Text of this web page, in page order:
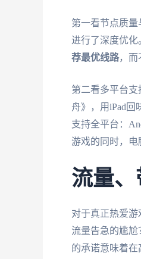
第一看节点质
进行了深度优
荐最优线路，
第二看多平台
舟》，用iPad
支持全平台：
游戏的同时，电
流量
对于真正热爱
流量告急的尴尬
的承诺意味着在